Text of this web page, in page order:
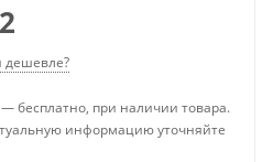
— бесплатно, при наличии товара.
информацию уточняйте